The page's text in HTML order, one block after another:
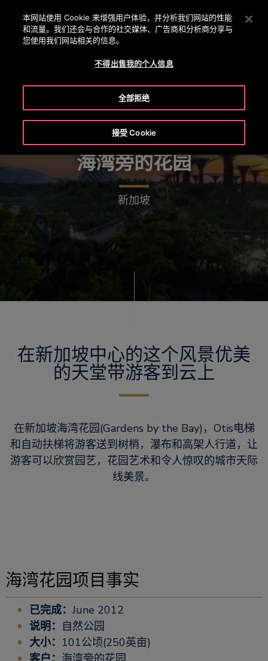
按 Enter 键跳至主要内容
搜
海湾旁的花园
新加坡
在新加坡中心的这个风景优美
的天堂带游客到云上
在新加坡海湾花园(Gardens by the Bay)，Otis电梯
和自动扶梯将游客送到树梢，瀑布和高架人行道，让
游客可以欣赏园艺，花园艺术和令人惊叹的城市天际
线美景。
海湾花园项目事实
已完成：June 2012
说明： 自然公园
大小： 101公顷(250英亩)
本网站使用 Cookie 来增强用户体验，并分析我们网站的性能
和流量。我们还会与合作的社交媒体、广告商和分析商分享与
您使用我们网站相关的信息。
不得出售我的个人信息
全部拒绝
接受 Cookie